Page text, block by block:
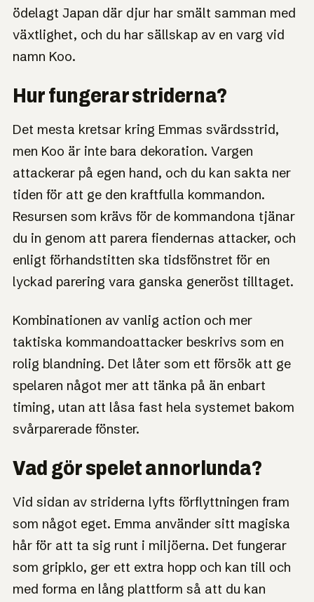
ödelagt Japan där djur har smält samman med
växtlighet, och du har sällskap av en varg vid
namn Koo.
Hur fungerar striderna?
Det mesta kretsar kring Emmas svärdsstrid,
men Koo är inte bara dekoration. Vargen
attackerar på egen hand, och du kan sakta ner
tiden för att ge den kraftfulla kommandon.
Resursen som krävs för de kommandona tjänar
du in genom att parera fiendernas attacker, och
enligt förhandstitten ska tidsfönstret för en
lyckad parering vara ganska generöst tilltaget.
Kombinationen av vanlig action och mer
taktiska kommandoattacker beskrivs som en
rolig blandning. Det låter som ett försök att ge
spelaren något mer att tänka på än enbart
timing, utan att låsa fast hela systemet bakom
svårparerade fönster.
Vad gör spelet annorlunda?
Vid sidan av striderna lyfts förflyttningen fram
som något eget. Emma använder sitt magiska
hår för att ta sig runt i miljöerna. Det fungerar
som gripklo, ger ett extra hopp och kan till och
med forma en lång plattform så att du kan